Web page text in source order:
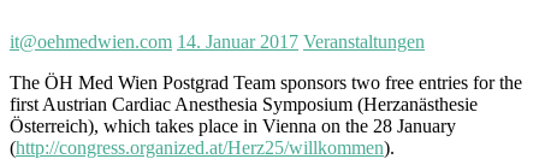
it@oehmedwien.com 14. Januar 2017 Veranstaltungen
The ÖH Med Wien Postgrad Team sponsors two free entries for the
first Austrian Cardiac Anesthesia Symposium (Herzanästhesie
Österreich), which takes place in Vienna on the 28 January
(http://congress.organized.at/Herz25/willkommen).